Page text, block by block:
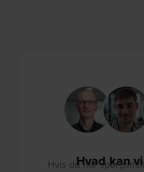
Hvad kan
Hvis du har